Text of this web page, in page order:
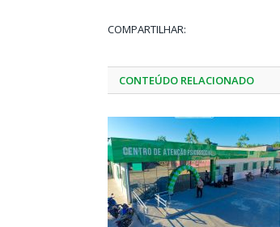
COMPARTILHAR:
CONTEÚDO RELACIONADO